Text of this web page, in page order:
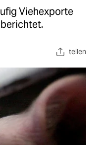
Viehexporte
teilen